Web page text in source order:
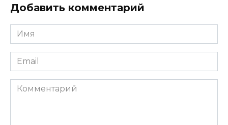
Добавить комментарий
Имя
*
Email
*
Комментарий